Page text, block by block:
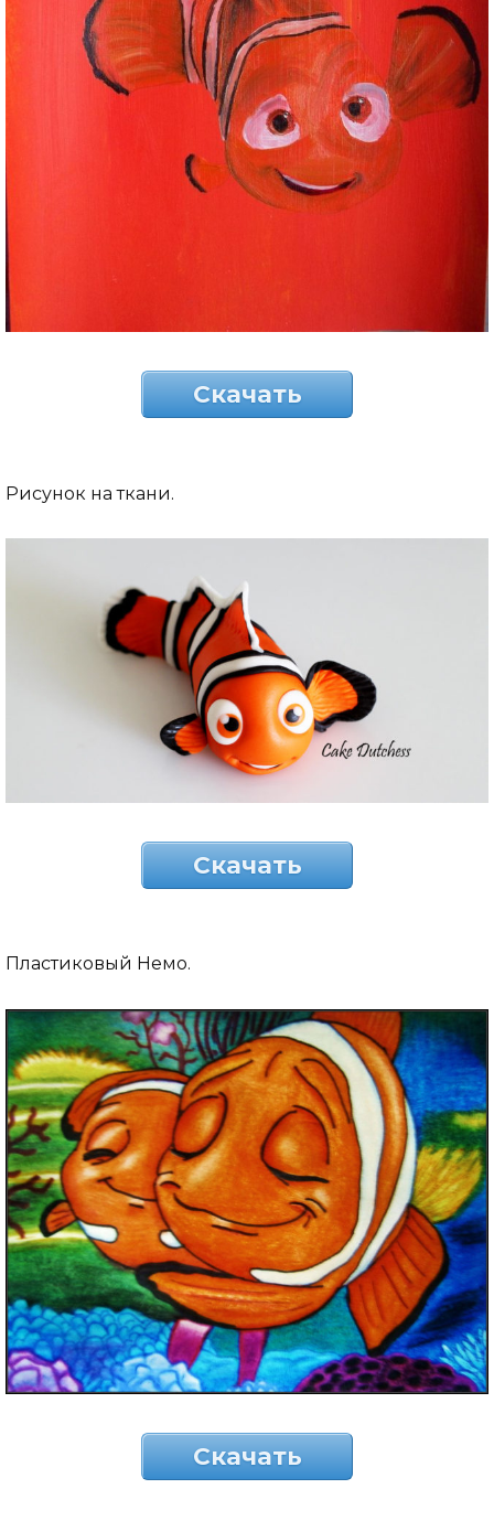
Скачать
Рисунок на ткани.
Скачать
Пластиковый Немо.
Скачать